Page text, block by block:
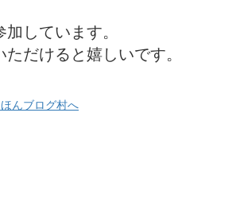
しています。
だけると嬉しいです。